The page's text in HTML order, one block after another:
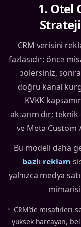
1. Otel
CRM verisini
fazlasıdır: önce
bölersiniz,
doğru kanal
KVKK
aktarımıdır;
ve Meta Custom
Bu modeli daha
bazlı reklam
yalnızca medya
• CRM’de misafirleri
yüksek harcayan,